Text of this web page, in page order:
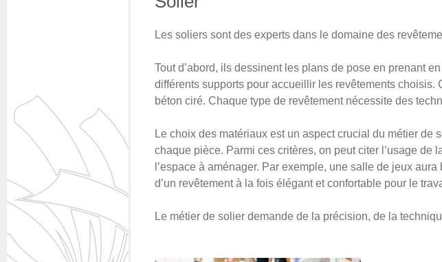
Les soliers sont des experts dans le domaine des
Tout d’abord, ils dessinent les plans de pose en prenant
différents supports pour accueillir les revêtements
béton ciré. Chaque type de revêtement nécessite des
Le choix des matériaux est un aspect crucial du métier
chaque pièce. Parmi ces critères, on peut citer l’usage
l’espace à aménager. Par exemple, une salle de jeux
d’un revêtement à la fois élégant et confortable pour le
Le métier de solier demande de la précision, de la